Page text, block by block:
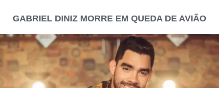
GABRIEL DINIZ MORRE EM QUEDA DE AVIÃO